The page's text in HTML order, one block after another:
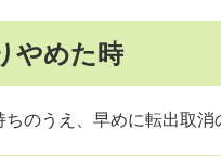
やめた時
のうえ、早めに転出取消